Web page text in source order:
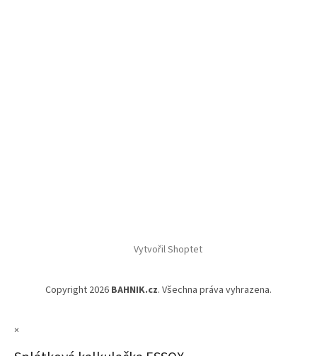
Vytvořil Shoptet
Copyright 2026 BAHNIK.cz. Všechna práva vyhrazena.
×